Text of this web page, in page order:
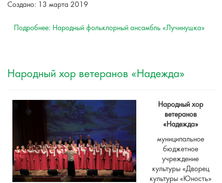
Создано: 13 марта 2019
Подробнее: Народный фольклорный ансамбль «Лучинушка»
Народный хор ветеранов «Надежда»
Народный хор
ветеранов
«Надежда»
муниципальное
бюджетное
учреждение
культуры «Дворец
культуры «Юность»